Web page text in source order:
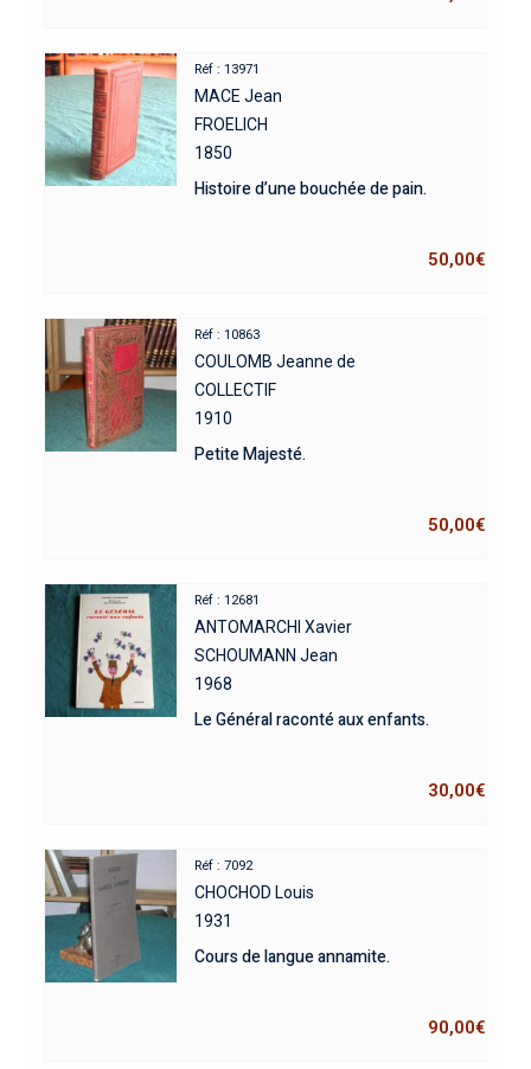
Réf : 13971
MACE Jean
FROELICH
1850
Histoire d’une bouchée de pain.
50,00€
Réf : 10863
COULOMB Jeanne de
COLLECTIF
1910
Petite Majesté.
50,00€
Réf : 12681
ANTOMARCHI Xavier
SCHOUMANN Jean
1968
Le Général raconté aux enfants.
30,00€
Réf : 7092
CHOCHOD Louis
1931
Cours de langue annamite.
90,00€